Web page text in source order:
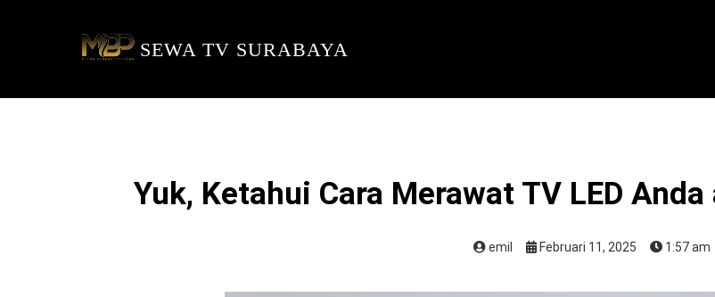
SEWA TV SURABAYA
Yuk, Ketahui Cara Merawat TV LED
emil Februari 11, 2025 1:57 am